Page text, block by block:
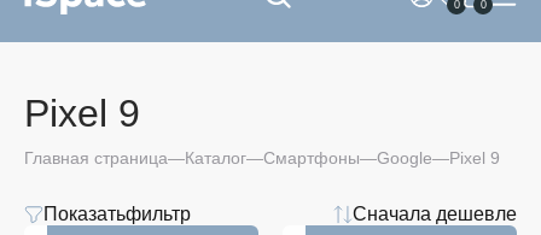
0 0
Pixel 9
Главная страница Каталог Смартфоны Google Pixel 9
Показатьфильтр
Сначала дешевле